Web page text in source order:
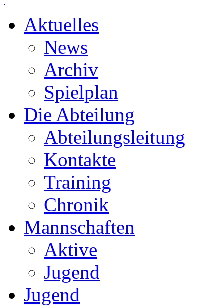
Aktuelles
News
Archiv
Spielplan
Die Abteilung
Abteilungsleitung
Kontakte
Training
Chronik
Mannschaften
Aktive
Jugend
Jugend